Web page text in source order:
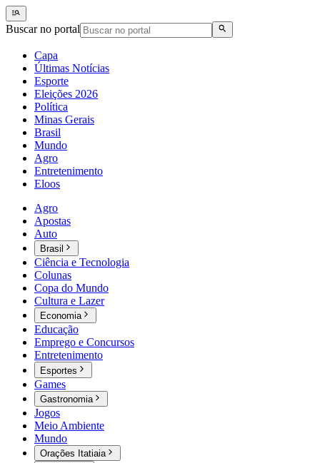
Buscar no portal
Capa
Últimas Notícias
Esporte
Eleições 2026
Política
Minas Gerais
Brasil
Mundo
Agro
Entretenimento
Eloos
Agro
Apostas
Auto
Brasil
Ciência e Tecnologia
Colunas
Copa do Mundo
Cultura e Lazer
Economia
Educação
Emprego e Concursos
Entretenimento
Esportes
Games
Gastronomia
Jogos
Meio Ambiente
Mundo
Orações Itatiaia